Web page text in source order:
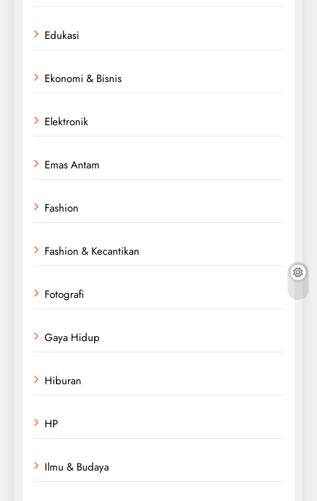
Edukasi
Ekonomi & Bisnis
Elektronik
Emas Antam
Fashion
Fashion & Kecantikan
Fotografi
Gaya Hidup
Hiburan
HP
Ilmu & Budaya